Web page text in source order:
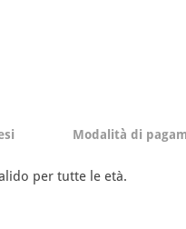
Modalità di
per tutte le età.